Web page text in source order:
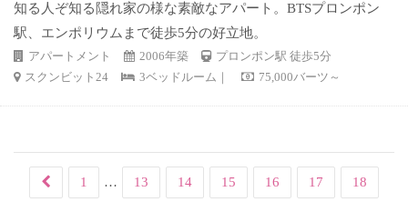
知る人ぞ知る隠れ家の様な素敵なアパート。BTSプロンポン
駅、エンポリウムまで徒歩5分の好立地。
アパートメント 2006年築
プロンポン駅 徒歩5分
スクンビット24
3ベッドルーム｜ 75,000バーツ～
1 … 13 14 15 16 17 18